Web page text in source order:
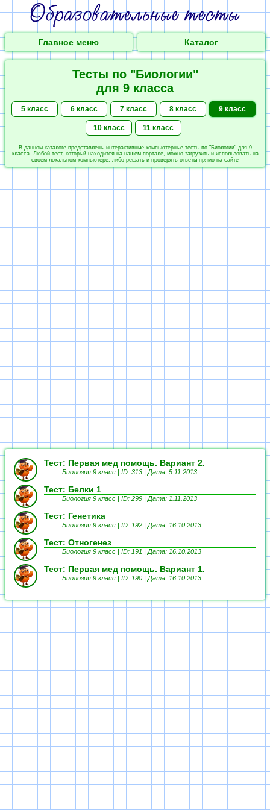
Главное меню Каталог
Тесты по "Биологии"
для 9 класса
5 класс 6 класс 7 класс 8 класс 9 класс
10 класс 11 класс
В данном каталоге представлены интерактивные компьютерные тесты по "Биологии" для 9
класса. Любой тест, который находится на нашем портале, можно загрузить и использовать на
своем локальном компьютере, либо решать и проверять ответы прямо на сайте
Тест: Первая мед помощь. Вариант 2.
Биология 9 класс | ID: 313 | Дата: 5.11.2013
Тест: Белки 1
Биология 9 класс | ID: 299 | Дата: 1.11.2013
Тест: Генетика
Биология 9 класс | ID: 192 | Дата: 16.10.2013
Тест: Отногенез
Биология 9 класс | ID: 191 | Дата: 16.10.2013
Тест: Первая мед помощь. Вариант 1.
Биология 9 класс | ID: 190 | Дата: 16.10.2013